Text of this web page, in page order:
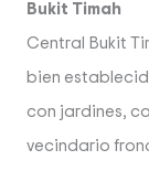
Bukit Timah
Central Bukit
bien
con jardines,
vecindario